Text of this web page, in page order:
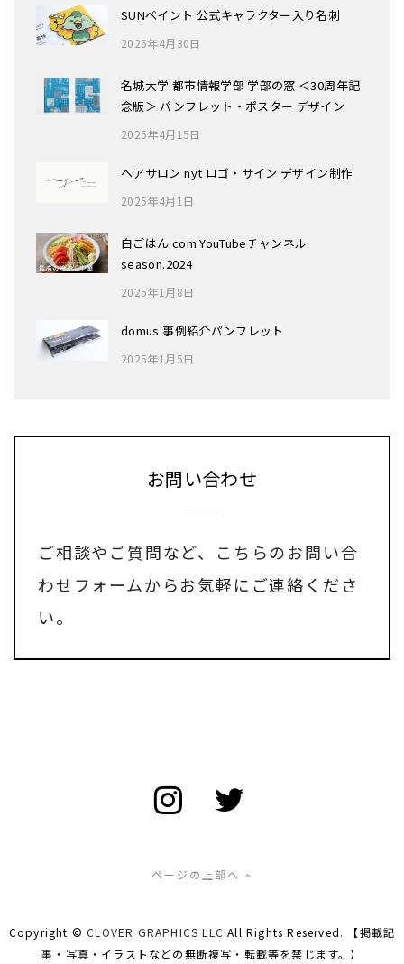
SUNペイント 公式キャラクター入り名刺
2025年4月30日
名城大学 都市情報学部 学部の窓 ＜30周年記
念版＞ パンフレット・ポスター デザイン
2025年4月15日
ヘアサロン nyt ロゴ・サイン デザイン制作
2025年4月1日
白ごはん.com YouTubeチャンネル
season.2024
2025年1月8日
domus 事例紹介パンフレット
2025年1月5日
お問い合わせ
ご相談やご質問など、
こちらのお問い合
わせフォームからお気軽にご連絡くださ
い。
ページの上部へ
Copyright ©CLOVER GRAPHICS LLC All Rights Reserved. 【掲載記
事・写真・イラストなどの無断複写・転載等を禁じます。】